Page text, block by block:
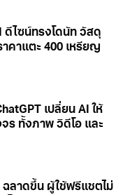
ไซน์ทรงโดนัท วัสดุ
คาแตะ 400 เหรียญ
เปลี่ยน AI ให้
ร ทั้งภาพ วิดีโอ และ
ฉลาดขึ้น ผู้ใช้ฟรีแชตไม่